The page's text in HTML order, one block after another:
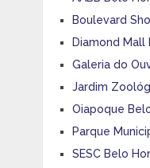
Boulevard
Diamond
Galeria do
Jardim
Oiapoque
Parque
SESC Belo